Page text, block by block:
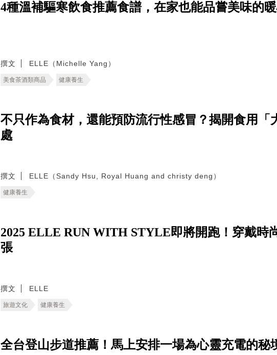
4種溫補驅寒飲食推薦食譜，在家也能品嘗美味的
撰文 ELLE（Michelle Yang）
美食茶酒類商品 健康養生
不只作為食材，還能預防流行性感冒？揭開食用「
處
撰文 ELLE（Sandy Hsu, Royal Huang and christy deng）
健康養生
2025 ELLE RUN WITH STYLE即將開跑！穿戴時
張
撰文 ELLE
旅遊文化 健康養生
全台登山步道推薦！馬上安排一場為心靈充電的秘